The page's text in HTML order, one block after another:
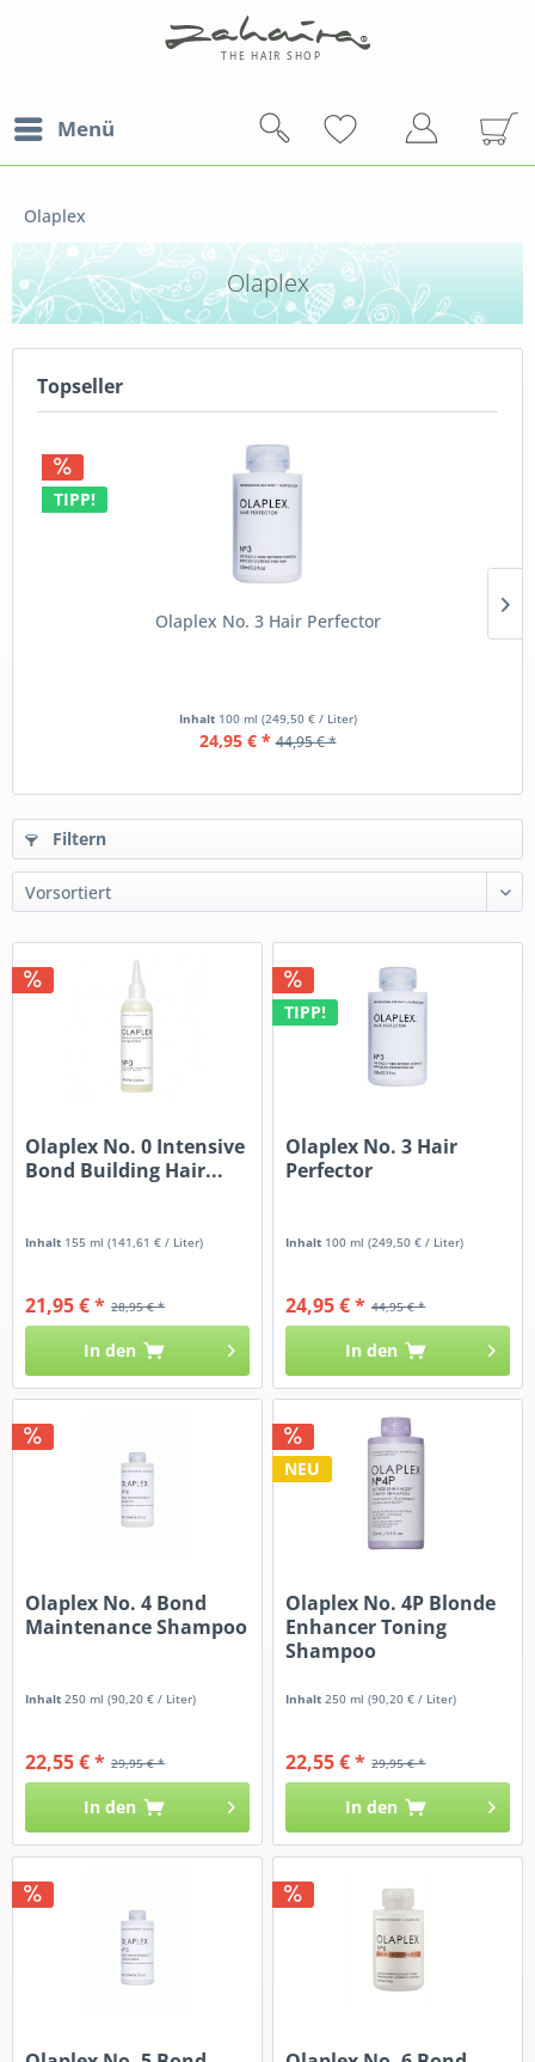
Menü
Olaplex
Olaplex
Topseller
TIPP!
Olaplex No. 3 Hair Perfector
Inhalt 100 ml (249,50 € / Liter)
24,95 € * 44,95 € *
Filtern
Olaplex No. 0 Intensive
Bond Building Hair...
Inhalt 155 ml(141,61 € / Liter)
28,95 € *
21,95 € *
In den
TIPP!
Olaplex No. 3 Hair
Perfector
Inhalt 100 ml(249,50 € / Liter)
44,95 € *
24,95 € *
In den
Olaplex No. 4 Bond
Maintenance Shampoo
Inhalt250 ml(90,20 € / Liter)
29,95 € *
22,55 € *
In den
NEU
Olaplex No. 4P Blonde
Enhancer Toning
Shampoo
Inhalt250 ml(90,20 € / Liter)
29,95 € *
22,55 € *
In den